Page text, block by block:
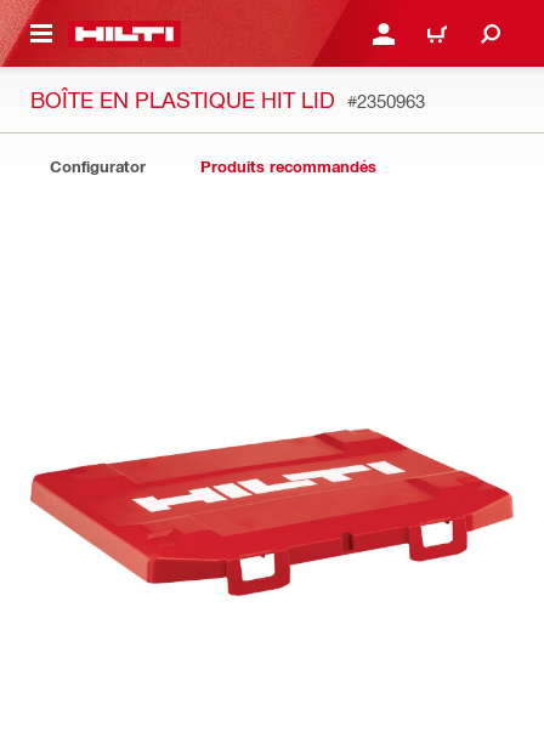
SE CONNECTER OU
PANIER
BOÎTE EN PLASTIQUE HIT LID #2350963
Configurator Produits recommandés